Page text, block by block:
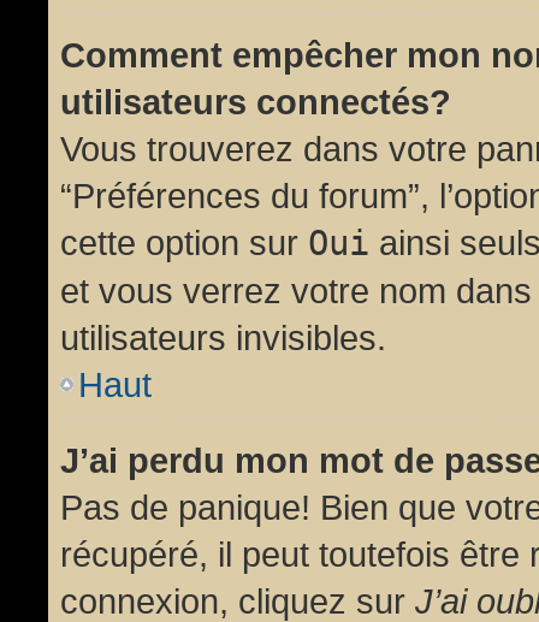
Comment empêcher mon
utilisateurs connectés?
Vous trouverez dans votre
“Préférences du forum”,
cette option sur Oui ainsi
et vous verrez votre nom
utilisateurs invisibles.
Haut
J’ai perdu mon mot de
Pas de panique! Bien que
récupéré, il peut toutefois être
connexion, cliquez sur J’ai